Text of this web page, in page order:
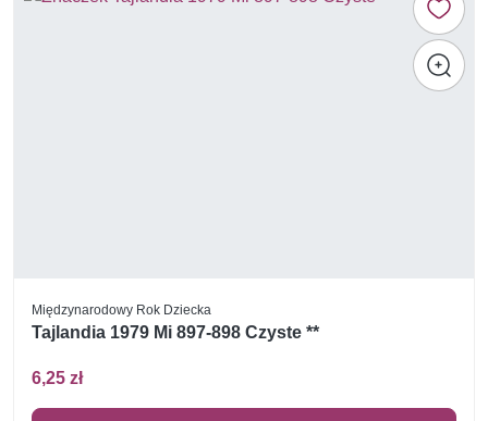
Międzynarodowy Rok Dziecka
Tajlandia 1979 Mi 897-898 Czyste **
6,25 zł